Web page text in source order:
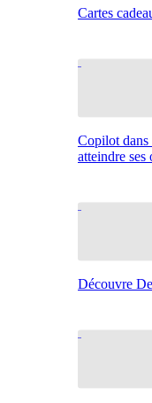
Cartes
Copilot dans
atteindre ses
Découvre